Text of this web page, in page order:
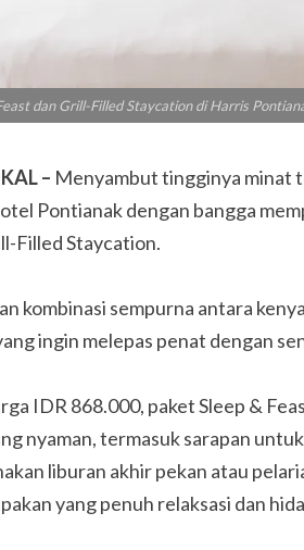
dan Grill-Filled Staycation di Harris
– Menyambut tingginya minat
Pontianak dengan bangga
Filled Staycation.
kombinasi sempurna antara
ingin melepas penat dengan
IDR 868.000, paket Sleep &
nyaman, termasuk sarapan
liburan akhir pekan atau
yang penuh relaksasi dan